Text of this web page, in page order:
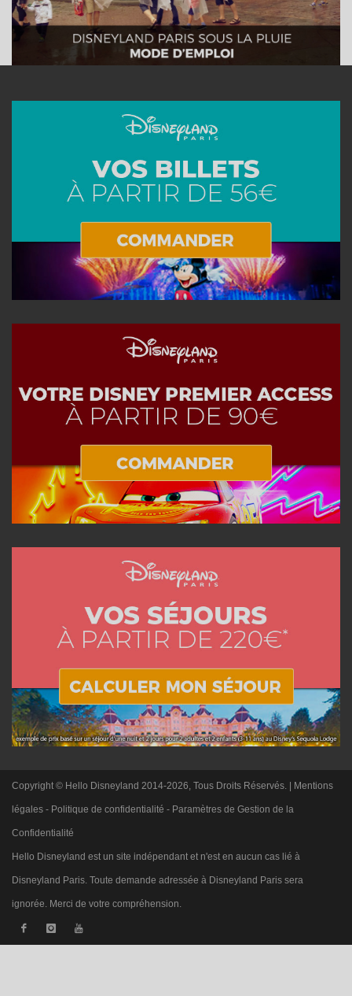
Copyright © Hello Disneyland 2014-2026, Tous Droits Réservés. | Mentions
légales - Politique de confidentialité - Paramètres de Gestion de la
Confidentialité
Hello Disneyland est un site indépendant et n'est en aucun cas lié à
Disneyland Paris. Toute demande adressée à Disneyland Paris sera
ignorée. Merci de votre compréhension.